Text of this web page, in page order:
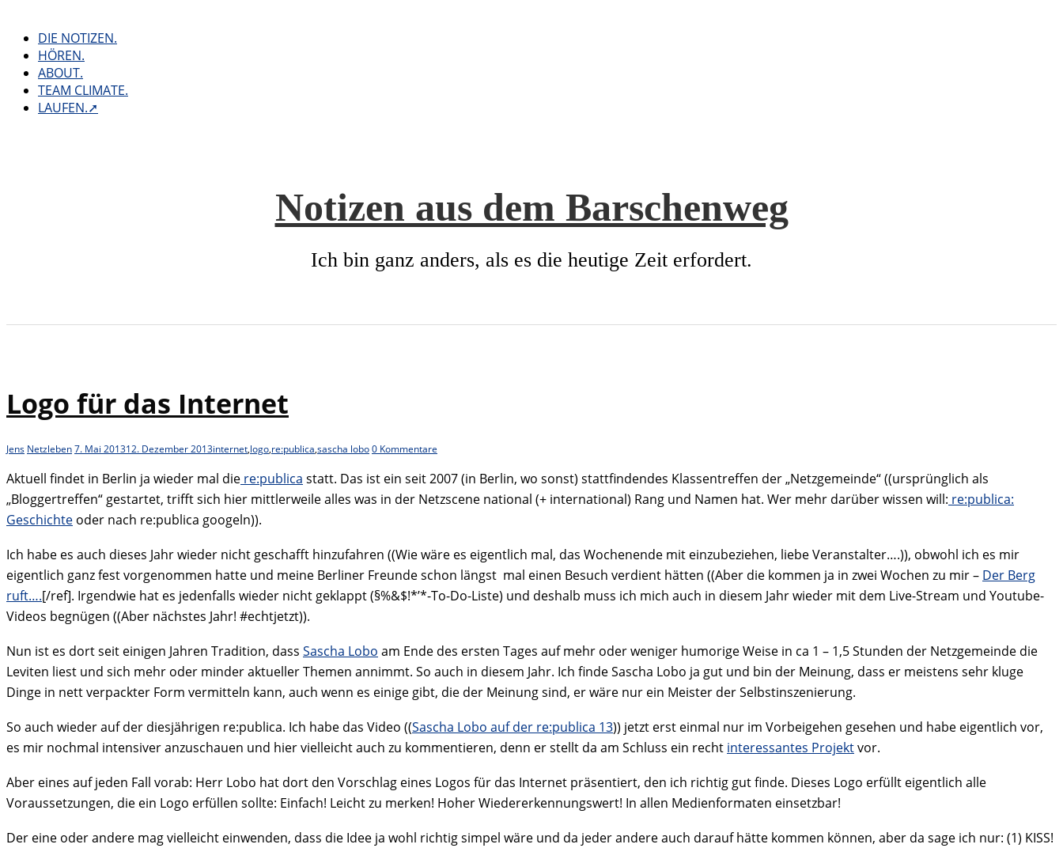
contentDIE NOTIZEN.
HÖREN.
ABOUT.
TEAM CLIMATE.
LAUFEN.➚
Notizen aus dem Barschenweg
Ich bin ganz anders, als es die heutige Zeit erfordert.
Logo für das Internet
Jens Netzleben7. Mai 201312. Dezember 2013internet,logo,re:publica,sascha lobo0 Kommentare
Aktuell findet in Berlin ja wieder mal die re:publica statt. Das ist ein seit 2007 (in Berlin, wo sonst) stattfindendes Klassentreffen der „Netzgemeinde“ ((ursprünglich als
„Bloggertreffen“ gestartet, trifft sich hier mittlerweile alles was in der Netzscene national (+ international) Rang und Namen hat. Wer mehr darüber wissen will: re:publica:
Geschichte oder nach re:publica googeln)).
Ich habe es auch dieses Jahr wieder nicht geschafft hinzufahren ((Wie wäre es eigentlich mal, das Wochenende mit einzubeziehen, liebe Veranstalter….)), obwohl ich es mir
eigentlich ganz fest vorgenommen hatte und meine Berliner Freunde schon längst mal einen Besuch verdient hätten ((Aber die kommen ja in zwei Wochen zu mir – Der Berg
ruft….[/ref]. Irgendwie hat es jedenfalls wieder nicht geklappt (§%&$!*’*-To-Do-Liste) und deshalb muss ich mich auch in diesem Jahr wieder mit dem Live-Stream und Youtube-
Videos begnügen ((Aber nächstes Jahr! #echtjetzt)).
Nun ist es dort seit einigen Jahren Tradition, dass Sascha Lobo am Ende des ersten Tages auf mehr oder weniger humorige Weise in ca 1 – 1,5 Stunden der Netzgemeinde die
Leviten liest und sich mehr oder minder aktueller Themen annimmt. So auch in diesem Jahr. Ich finde Sascha Lobo ja gut und bin der Meinung, dass er meistens sehr kluge
Dinge in nett verpackter Form vermitteln kann, auch wenn es einige gibt, die der Meinung sind, er wäre nur ein Meister der Selbstinszenierung.
So auch wieder auf der diesjährigen re:publica. Ich habe das Video ((Sascha Lobo auf der re:publica 13)) jetzt erst einmal nur im Vorbeigehen gesehen und habe eigentlich vor,
es mir nochmal intensiver anzuschauen und hier vielleicht auch zu kommentieren, denn er stellt da am Schluss ein recht interessantes Projektvor.
Aber eines auf jeden Fall vorab: Herr Lobo hat dort den Vorschlag eines Logos für das Internet präsentiert, den ich richtig gut finde. Dieses Logo erfüllt eigentlich alle
Voraussetzungen, die ein Logo erfüllen sollte: Einfach! Leicht zu merken! Hoher Wiedererkennungswert! In allen Medienformaten einsetzbar!
Der eine oder andere mag vielleicht einwenden, dass die Idee ja wohl richtig simpel wäre und da jeder andere auch darauf hätte kommen können, aber da sage ich nur: (1) KISS!